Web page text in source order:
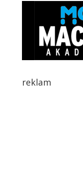
reklam